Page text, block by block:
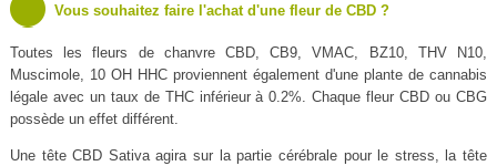
Vous souhaitez faire l'achat d'une fleur de CBD ?
Toutes les fleurs de chanvre CBD, CB9, VMAC, BZ10, THV N10,
Muscimole, 10 OH HHC proviennent également d'une plante de cannabis
légale avec un taux de THC inférieur à 0.2%. Chaque fleur CBD ou CBG
possède un effet différent.
Une tête CBD Sativa agira sur la partie cérébrale pour le stress, la tête